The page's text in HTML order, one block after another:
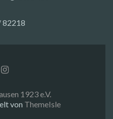
82218
Instagram
1923 e.V.
von ThemeIsle